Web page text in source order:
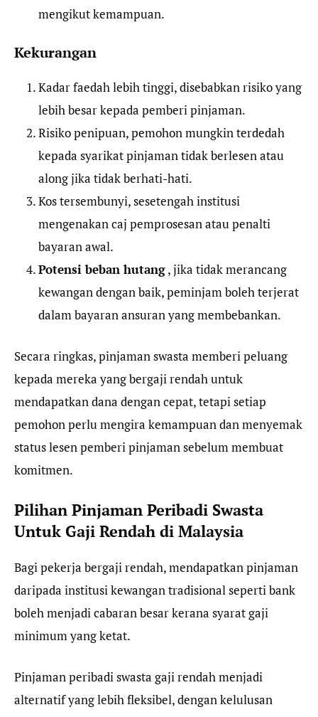
mengikut kemampuan.
Kekurangan
Kadar faedah lebih tinggi, disebabkan risiko yang
lebih besar kepada pemberi pinjaman.
Risiko penipuan, pemohon mungkin terdedah
kepada syarikat pinjaman tidak berlesen atau
along jika tidak berhati-hati.
Kos tersembunyi, sesetengah institusi
mengenakan caj pemprosesan atau penalti
bayaran awal.
Potensi beban hutang, jika tidak merancang
kewangan dengan baik, peminjam boleh terjerat
dalam bayaran ansuran yang membebankan.
Secara ringkas, pinjaman swasta memberi peluang
kepada mereka yang bergaji rendah untuk
mendapatkan dana dengan cepat, tetapi setiap
pemohon perlu mengira kemampuan dan menyemak
status lesen pemberi pinjaman sebelum membuat
komitmen.
Pilihan Pinjaman Peribadi Swasta
Untuk Gaji Rendah di Malaysia
Bagi pekerja bergaji rendah, mendapatkan pinjaman
daripada institusi kewangan tradisional seperti bank
boleh menjadi cabaran besar kerana syarat gaji
minimum yang ketat.
Pinjaman peribadi swasta gaji rendah menjadi
alternatif yang lebih fleksibel, dengan kelulusan